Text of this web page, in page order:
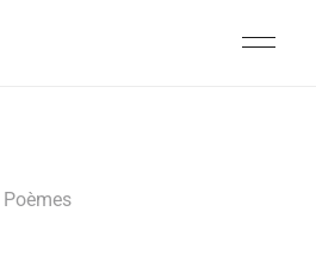
Poèmes